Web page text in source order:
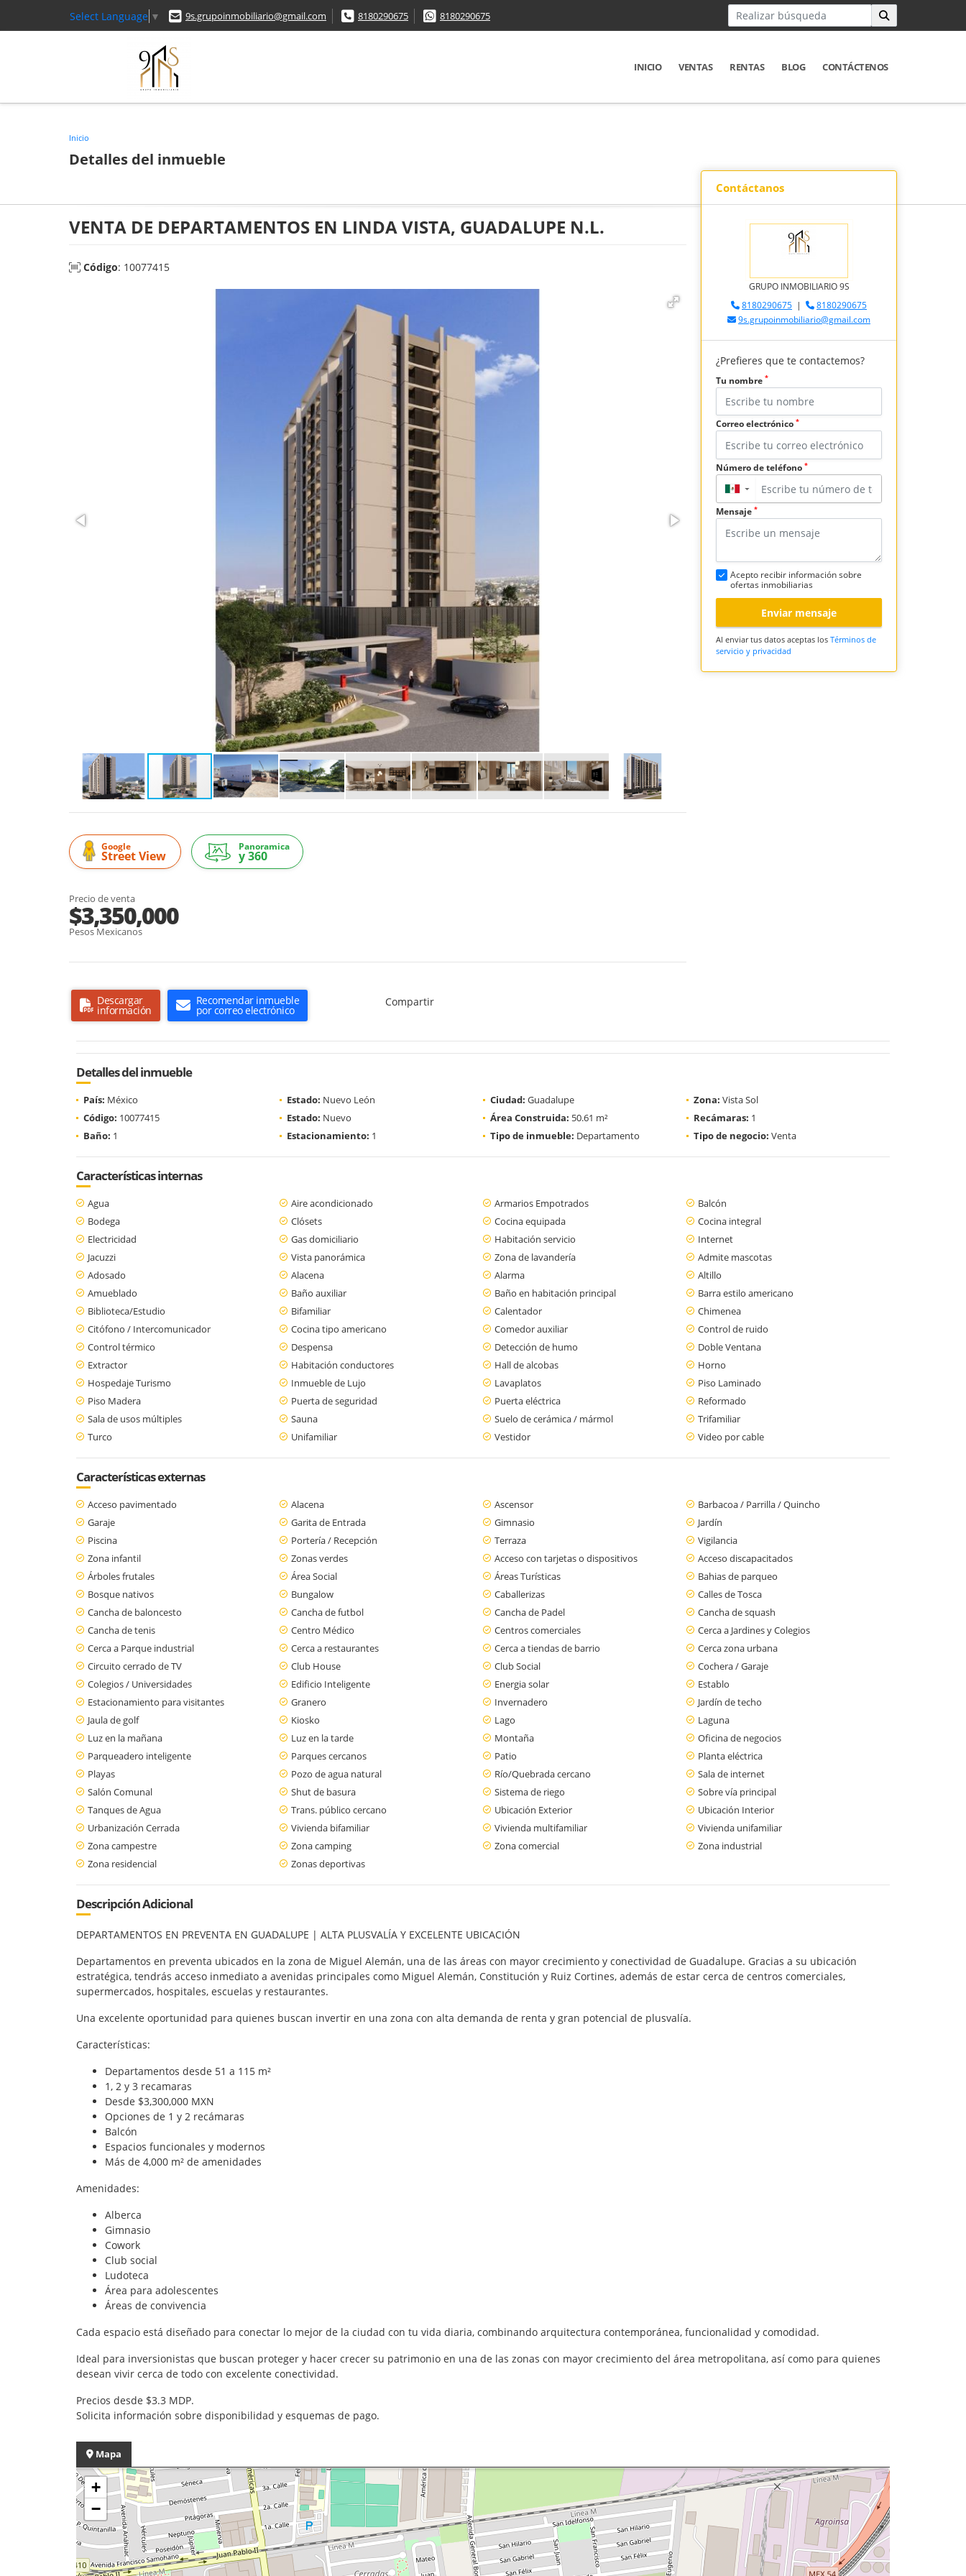
Select Language ▼ 9s.grupoinmobiliario@gmail.com 8180290675 8180290675
INICIO VENTAS RENTAS BLOG CONTÁCTENOS
Inicio
Detalles del inmueble
VENTA DE DEPARTAMENTOS EN LINDA VISTA, GUADALUPE N.L.
Código: 10077415
Google
Street View
Panoramica
y 360
Precio de venta
$3,350,000
Pesos Mexicanos
Descargar
información
Recomendar inmueble
por correo electrónico
Compartir
Contáctanos
GRUPO INMOBILIARIO 9S
8180290675 |
8180290675
9s.grupoinmobiliario@gmail.com
¿Prefieres que te contactemos?
Tu nombre *
Correo electrónico *
Número de teléfono *
▼
Mensaje *
Acepto recibir información sobre
ofertas inmobiliarias
Enviar mensaje
Al enviar tus datos aceptas los Términos de
servicio y privacidad
Detalles del inmueble
País: México Estado: Nuevo León Ciudad: Guadalupe Zona: Vista Sol
Código: 10077415 Estado: Nuevo Área Construida: 50.61 m² Recámaras: 1
Baño: 1 Estacionamiento: 1 Tipo de inmueble: Departamento Tipo de negocio: Venta
Características internas
Agua Aire acondicionado Armarios Empotrados
Balcón
Bodega
Clósets Cocina equipada
Cocina integral
Electricidad
Gas domiciliario Habitación servicio
Internet
Jacuzzi
Vista panorámica Zona de lavandería
Admite mascotas
Adosado
Alacena Alarma
Altillo
Amueblado
Baño auxiliar Baño en habitación principal
Barra estilo americano
Biblioteca/Estudio
Bifamiliar Calentador
Chimenea
Citófono / Intercomunicador
Cocina tipo americano Comedor auxiliar
Control de ruido
Control térmico
Despensa Detección de humo
Doble Ventana
Extractor
Habitación conductores Hall de alcobas
Horno
Hospedaje Turismo
Inmueble de Lujo Lavaplatos
Piso Laminado
Piso Madera
Puerta de seguridad Puerta eléctrica
Reformado
Sala de usos múltiples
Sauna Suelo de cerámica / mármol
Trifamiliar
Turco
Unifamiliar Vestidor Video por cable
Características externas
Acceso pavimentado Alacena Ascensor
Barbacoa / Parrilla / Quincho
Garaje
Garita de Entrada Gimnasio
Jardín
Piscina
Portería / Recepción Terraza
Vigilancia
Zona infantil
Zonas verdes Acceso con tarjetas o dispositivos
Acceso discapacitados
Árboles frutales
Área Social Áreas Turísticas
Bahias de parqueo
Bosque nativos
Bungalow Caballerizas
Calles de Tosca
Cancha de baloncesto
Cancha de futbol Cancha de Padel
Cancha de squash
Cancha de tenis
Centro Médico Centros comerciales
Cerca a Jardines y Colegios
Cerca a Parque industrial
Cerca a restaurantes Cerca a tiendas de barrio
Cerca zona urbana
Circuito cerrado de TV
Club House Club Social
Cochera / Garaje
Colegios / Universidades
Edificio Inteligente Energia solar
Establo
Estacionamiento para visitantes
Granero Invernadero
Jardín de techo
Jaula de golf
Kiosko Lago
Laguna
Luz en la mañana
Luz en la tarde Montaña
Oficina de negocios
Parqueadero inteligente
Parques cercanos Patio
Planta eléctrica
Playas
Pozo de agua natural Río/Quebrada cercano
Sala de internet
Salón Comunal
Shut de basura Sistema de riego
Sobre vía principal
Tanques de Agua
Trans. público cercano Ubicación Exterior
Ubicación Interior
Urbanización Cerrada
Vivienda bifamiliar Vivienda multifamiliar
Vivienda unifamiliar
Zona campestre
Zona camping Zona comercial
Zona industrial
Zona residencial
Zonas deportivas
Descripción Adicional
DEPARTAMENTOS EN PREVENTA EN GUADALUPE | ALTA PLUSVALÍA Y EXCELENTE UBICACIÓN
Departamentos en preventa ubicados en la zona de Miguel Alemán, una de las áreas con mayor crecimiento y conectividad de Guadalupe. Gracias a su ubicación
estratégica, tendrás acceso inmediato a avenidas principales como Miguel Alemán, Constitución y Ruiz Cortines, además de estar cerca de centros comerciales,
supermercados, hospitales, escuelas y restaurantes.
Una excelente oportunidad para quienes buscan invertir en una zona con alta demanda de renta y gran potencial de plusvalía.
Características:
Departamentos desde 51 a 115 m²
1, 2 y 3 recamaras
Desde $3,300,000 MXN
Opciones de 1 y 2 recámaras
Balcón
Espacios funcionales y modernos
Más de 4,000 m² de amenidades
Amenidades:
Alberca
Gimnasio
Cowork
Club social
Ludoteca
Área para adolescentes
Áreas de convivencia
Cada espacio está diseñado para conectar lo mejor de la ciudad con tu vida diaria, combinando arquitectura contemporánea, funcionalidad y comodidad.
Ideal para inversionistas que buscan proteger y hacer crecer su patrimonio en una de las zonas con mayor crecimiento del área metropolitana, así como para quienes
desean vivir cerca de todo con excelente conectividad.
Precios desde $3.3 MDP.
Solicita información sobre disponibilidad y esquemas de pago.
Mapa
+
−